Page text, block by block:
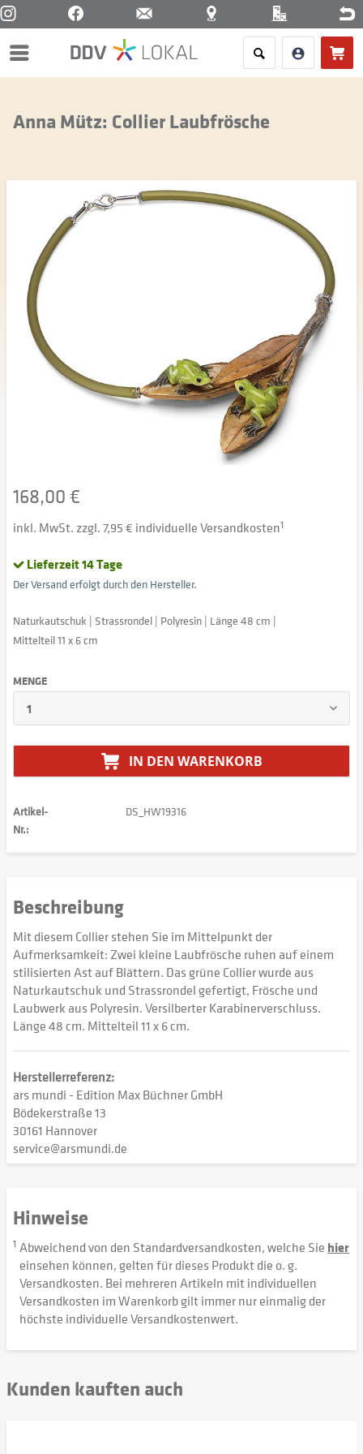
Menü
Anna Mütz: Collier Laubfrösche
168,00 €
inkl. MwSt. zzgl. 7,95 € individuelle Versandkosten1
Lieferzeit 14 Tage
Der Versand erfolgt durch den Hersteller.
Naturkautschuk | Strassrondel | Polyresin | Länge 48 cm |
Mittelteil 11 x 6 cm
MENGE
IN DEN WARENKORB
Artikel-
Nr.:
DS_HW19316
Beschreibung
Mit diesem Collier stehen Sie im Mittelpunkt der
Aufmerksamkeit: Zwei kleine Laubfrösche ruhen auf einem
stilisierten Ast auf Blättern. Das grüne Collier wurde aus
Naturkautschuk und Strassrondel gefertigt, Frösche und
Laubwerk aus Polyresin. Versilberter Karabinerverschluss.
Länge 48 cm. Mittelteil 11 x 6 cm.
Herstellerreferenz:
ars mundi - Edition Max Büchner GmbH
Bödekerstraße 13
30161 Hannover
service@arsmundi.de
Hinweise
1 Abweichend von den Standardversandkosten, welche Sie hier
einsehen können, gelten für dieses Produkt die o. g.
Versandkosten. Bei mehreren Artikeln mit individuellen
Versandkosten im Warenkorb gilt immer nur einmalig der
höchste individuelle Versandkostenwert.
Kunden kauften auch